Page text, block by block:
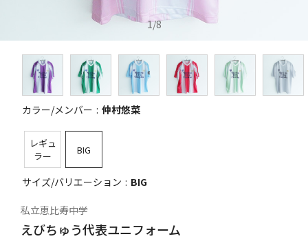
1/8
カラー/メンバー 仲村悠菜
レギュ
ラー
BIG
サイズ/バリエーション BIG
私立恵比寿中学
えびちゅう代表ユニフォーム